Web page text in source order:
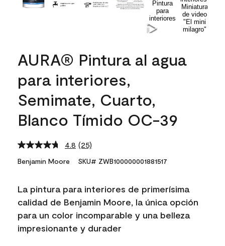
AURA® Pintura al agua
para interiores,
Semimate, Cuarto,
Blanco Tímido OC-39
4.8 Read
25
Reviews.
link.
(25)
Benjamin Moore SKU# ZWB100000001881517
La pintura para interiores de primerísima
calidad de Benjamin Moore, la única opción
para un color incomparable y una belleza
impresionante y durader